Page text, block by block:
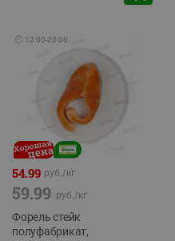
🕘 12:00-20:00
54.99 руб./кг
59.99 руб./кг
Форель стейк
полуфабрикат,